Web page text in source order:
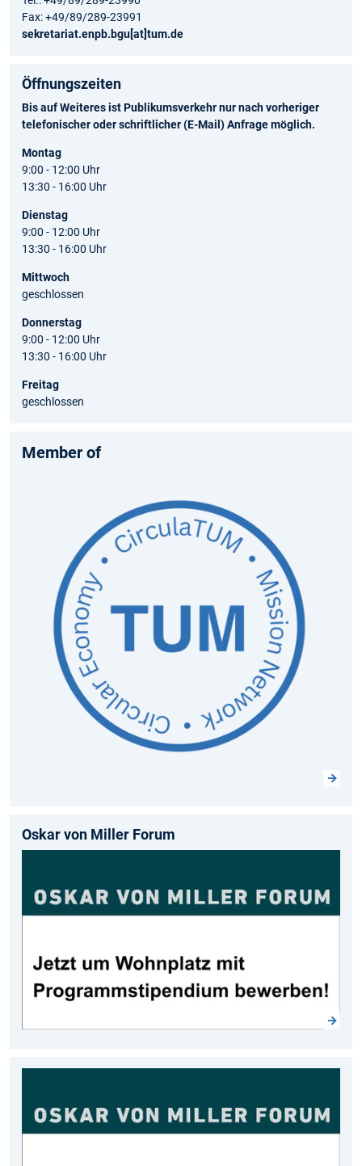
Fax: +49/89/289-23991
sekretariat.enpb.bgu[at]tum.de
Öffnungszeiten
Bis auf Weiteres ist Publikumsverkehr nur nach vorheriger
telefonischer oder schriftlicher (E-Mail) Anfrage möglich.
Montag
9:00 - 12:00 Uhr
13:30 - 16:00 Uhr
Dienstag
9:00 - 12:00 Uhr
13:30 - 16:00 Uhr
Mittwoch
geschlossen
Donnerstag
9:00 - 12:00 Uhr
13:30 - 16:00 Uhr
Freitag
geschlossen
Member of
Oskar von Miller Forum